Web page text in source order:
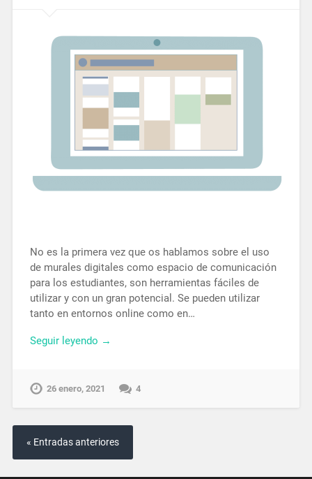
No es la primera vez que os hablamos sobre el uso
de murales digitales como espacio de comunicación
para los estudiantes, son herramientas fáciles de
utilizar y con un gran potencial. Se pueden utilizar
tanto en entornos online como en…
Seguir leyendo →
26 enero, 2021 4
« Entradas anteriores